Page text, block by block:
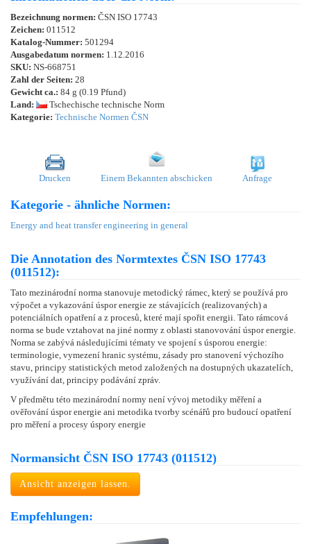
Bezeichnung normen: ČSN ISO 17743
Zeichen: 011512
Katalog-Nummer: 501294
Ausgabedatum normen: 1.12.2016
SKU: NS-668751
Zahl der Seiten: 28
Gewicht ca.: 84 g (0.19 Pfund)
Land:
Tschechische technische Norm
Kategorie: Technische Normen ČSN
Drucken Einem Bekannten abschicken Anfrage
Kategorie - ähnliche Normen:
Energy and heat transfer engineering in general
Die Annotation des Normtextes ČSN ISO 17743
(011512):
Tato mezinárodní norma stanovuje metodický rámec, který se používá pro
výpočet a vykazování úspor energie ze stávajících (realizovaných) a
potenciálních opatření a z procesů, které mají spořit energii. Tato rámcová
norma se bude vztahovat na jiné normy z oblasti stanovování úspor energie.
Norma se zabývá následujícími tématy ve spojení s úsporou energie:
terminologie, vymezení hranic systému, zásady pro stanovení výchozího
stavu, principy statistických metod založených na dostupných ukazatelích,
využívání dat, principy podávání zpráv.
V předmětu této mezinárodní normy není vývoj metodiky měření a
ověřování úspor energie ani metodika tvorby scénářů pro budoucí opatření
pro měření a procesy úspory energie
Normansicht ČSN ISO 17743 (011512)
Ansicht anzeigen lassen.
Empfehlungen: